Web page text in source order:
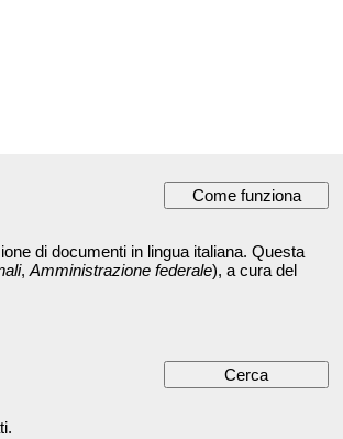
di documenti in lingua italiana. Questa
, Amministrazione federale), a cura del